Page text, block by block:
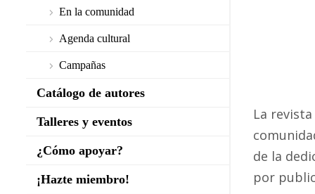
En la comunidad
Agenda cultural
Campañas
Catálogo de autores
Talleres y eventos
¿Cómo apoyar?
¡Hazte miembro!
La
de la
por